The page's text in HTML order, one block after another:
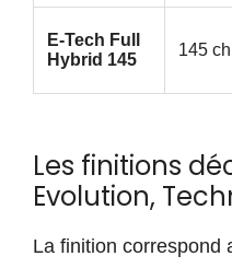
E-Tech Full
Hybrid 145
145 ch
Les finitions
Evolution,
La finition correspond